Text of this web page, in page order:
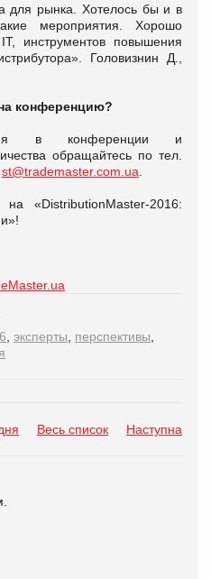
для рынка. Хотелось бы и в
мероприятия. Хорошо
инструментов повышения
Головизнин Д.,
конференцию?
в конференции и
обращайтесь по тел.
st@trademaster.com.ua
«DistributionMaster-2016:
эксперты перспективы
Весь список Наступна